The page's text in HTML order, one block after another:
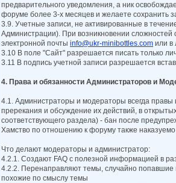
предварительного уведомления, а ник
форуме более 3-х месяцев и желаете сохранить
3.9. Учетные записи, не активированные в
Администрации). При возникновении
электронной почты info@ukr-minibottles.com или в
3.10 В поле "Сайт" разрешается писать только
3.11 В подпись учетной записи разрешается
4. Права и обязанности Администраторов и
4.1. Администраторы и модераторы всегда
пререкания и обсуждение их действий, в
соответствующего раздела) - бан после
Хамство по отношению к форуму также
Что делают модераторы и администратор:
4.2.1. Создают FAQ с полезной информацией в
4.2.2. Перенаправляют темы, случайно
похожие по смыслу темы